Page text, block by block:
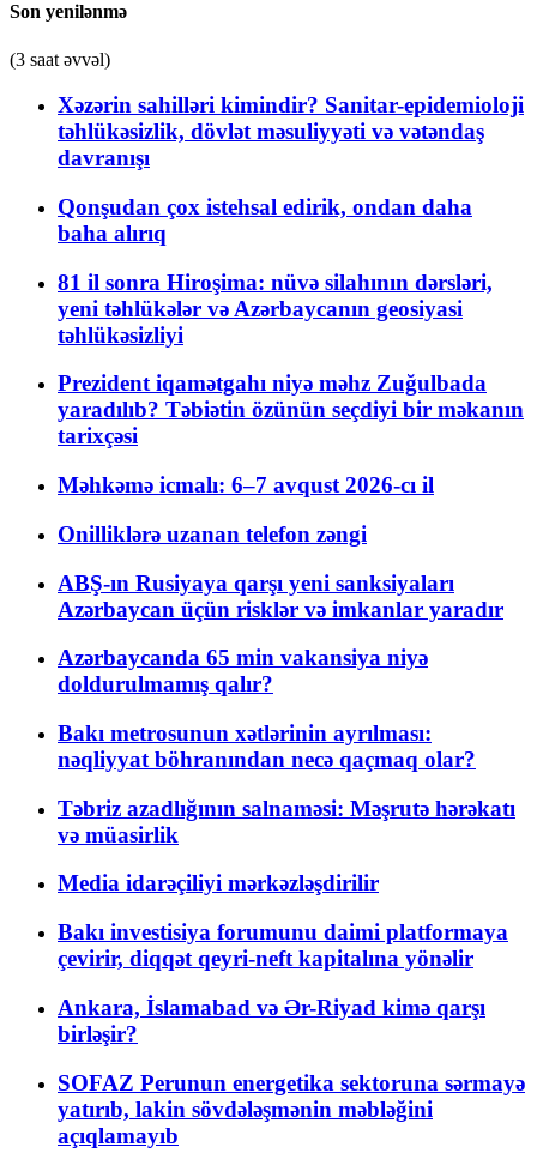
Son yenilənmə
(3 saat əvvəl)
Xəzərin sahilləri kimindir? Sanitar-epidemioloji
təhlükəsizlik, dövlət məsuliyyəti və vətəndaş
davranışı
Qonşudan çox istehsal edirik, ondan daha
baha alırıq
81 il sonra Hiroşima: nüvə silahının dərsləri,
yeni təhlükələr və Azərbaycanın geosiyasi
təhlükəsizliyi
Prezident iqamətgahı niyə məhz Zuğulbada
yaradılıb? Təbiətin özünün seçdiyi bir məkanın
tarixçəsi
Məhkəmə icmalı: 6–7 avqust 2026-cı il
Onilliklərə uzanan telefon zəngi
ABŞ-ın Rusiyaya qarşı yeni sanksiyaları
Azərbaycan üçün risklər və imkanlar yaradır
Azərbaycanda 65 min vakansiya niyə
doldurulmamış qalır?
Bakı metrosunun xətlərinin ayrılması:
nəqliyyat böhranından necə qaçmaq olar?
Təbriz azadlığının salnaməsi: Məşrutə hərəkatı
və müasirlik
Media idarəçiliyi mərkəzləşdirilir
Bakı investisiya forumunu daimi platformaya
çevirir, diqqət qeyri-neft kapitalına yönəlir
Ankara, İslamabad və Ər-Riyad kimə qarşı
birləşir?
SOFAZ Perunun energetika sektoruna sərmayə
yatırıb, lakin sövdələşmənin məbləğini
açıqlamayıb